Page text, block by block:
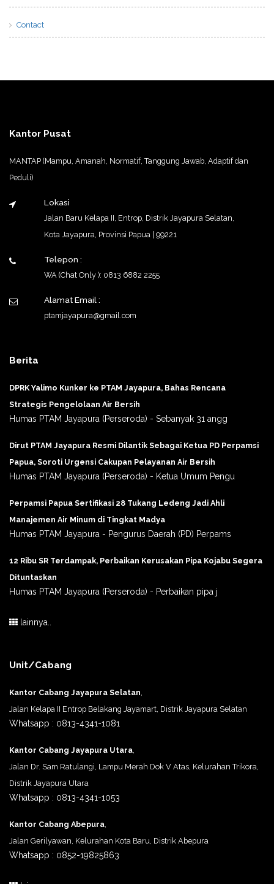
Contact
Kantor Pusat
MANTAP (Mampu, Amanah, Normatif, Tanggung Jawab, Adaptif dan
Peduli)
Lokasi
Jalan Baru Kelapa II, Entrop, Distrik Jayapura Selatan,
Kota Jayapura, Provinsi Papua | 99221
Telepon :
WA (Chat Only ): 0813 6882 2255
Alamat Email :
ptamjayapura@gmail.com
Berita
DPRK Yalimo Kunker ke PTAM Jayapura, Bahas Rencana
Strategis Pengelolaan Air Bersih
Humas PTAM Jayapura (Perseroda) - Sebanyak 31 angg
Dirut PTAM Jayapura Resmi Dilantik Sebagai Ketua PD Perpamsi
Papua, Soroti Urgensi Cakupan Pelayanan Air Bersih
Humas PTAM Jayapura (Perseroda) - Ketua Umum Pengu
Perpamsi Papua Sertifikasi 28 Tukang Ledeng Jadi Ahli
Manajemen Air Minum di Tingkat Madya
Humas PTAM Jayapura - Pengurus Daerah (PD) Perpams
12 Ribu SR Terdampak, Perbaikan Kerusakan Pipa Kojabu Segera
Dituntaskan
Humas PTAM Jayapura (Perseroda) - Perbaikan pipa j
lainnya..
Unit/Cabang
Kantor Cabang Jayapura Selatan,
Jalan Kelapa II Entrop Belakang Jayamart, Distrik Jayapura Selatan
Whatsapp : 0813-4341-1081
Kantor Cabang Jayapura Utara,
Jalan Dr. Sam Ratulangi, Lampu Merah Dok V Atas, Kelurahan Trikora,
Distrik Jayapura Utara
Whatsapp : 0813-4341-1053
Kantor Cabang Abepura,
Jalan Gerilyawan, Kelurahan Kota Baru, Distrik Abepura
Whatsapp : 0852-19825863